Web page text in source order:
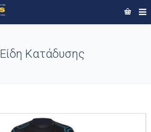
Είδη Κατάδυσης